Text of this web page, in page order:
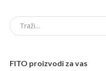
FITO proizvodi za vas